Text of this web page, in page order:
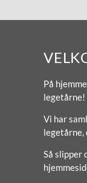
På
legetårne!
Vi har
legetårne,
Så slipper